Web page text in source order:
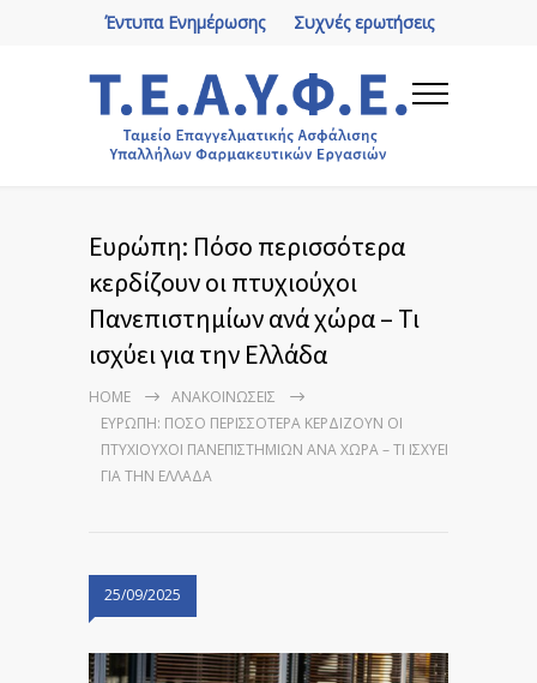
Συχνές ερωτήσεις
Έντυπα Ενημέρωσης
Ευρώπη: Πόσo περισσότερα
κερδίζουν οι πτυχιούχοι
Πανεπιστημίων ανά χώρα – Τι
ισχύει για την Ελλάδα
HOME
ΑΝΑΚΟΙΝΏΣΕΙΣ
ΕΥΡΏΠΗ: ΠΌΣO ΠΕΡΙΣΣΌΤΕΡΑ ΚΕΡΔΊΖΟΥΝ ΟΙ
ΠΤΥΧΙΟΎΧΟΙ ΠΑΝΕΠΙΣΤΗΜΊΩΝ ΑΝΆ ΧΏΡΑ – ΤΙ ΙΣΧΎΕΙ
ΓΙΑ ΤΗΝ ΕΛΛΆΔΑ
25/09/2025